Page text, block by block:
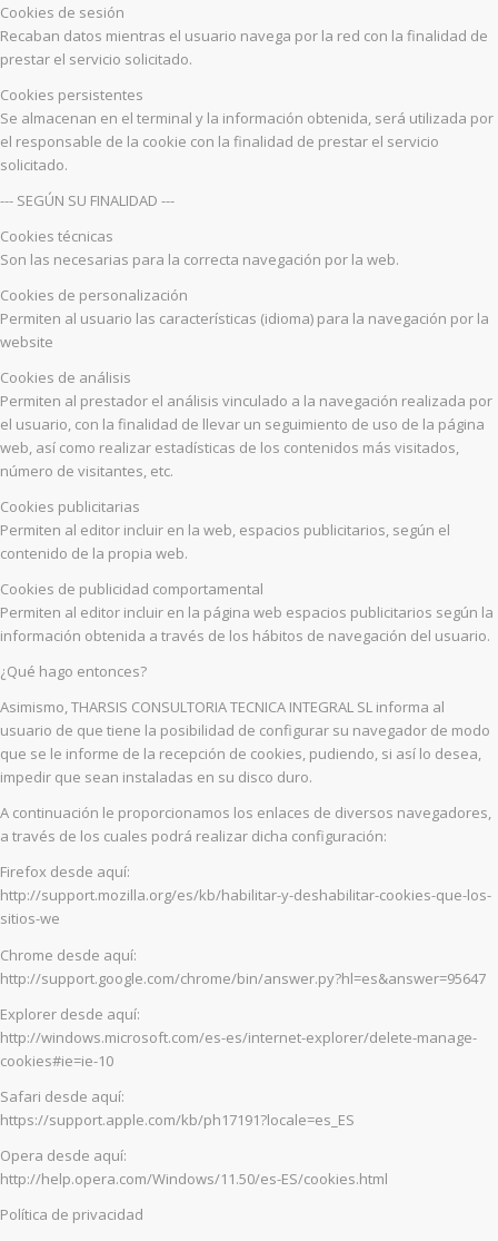
Cookies de sesión
Recaban datos mientras el usuario navega por la red con la finalidad de
prestar el servicio solicitado.
Cookies persistentes
Se almacenan en el terminal y la información obtenida, será utilizada por
el responsable de la cookie con la finalidad de prestar el servicio
solicitado.
--- SEGÚN SU FINALIDAD ---
Cookies técnicas
Son las necesarias para la correcta navegación por la web.
Cookies de personalización
Permiten al usuario las características (idioma) para la navegación por la
website
Cookies de análisis
Permiten al prestador el análisis vinculado a la navegación realizada por
el usuario, con la finalidad de llevar un seguimiento de uso de la página
web, así como realizar estadísticas de los contenidos más visitados,
número de visitantes, etc.
Cookies publicitarias
Permiten al editor incluir en la web, espacios publicitarios, según el
contenido de la propia web.
Cookies de publicidad comportamental
Permiten al editor incluir en la página web espacios publicitarios según la
información obtenida a través de los hábitos de navegación del usuario.
¿Qué hago entonces?
Asimismo, THARSIS CONSULTORIA TECNICA INTEGRAL SL informa al
usuario de que tiene la posibilidad de configurar su navegador de modo
que se le informe de la recepción de cookies, pudiendo, si así lo desea,
impedir que sean instaladas en su disco duro.
A continuación le proporcionamos los enlaces de diversos navegadores,
a través de los cuales podrá realizar dicha configuración:
Firefox desde aquí:
http://support.mozilla.org/es/kb/habilitar-y-deshabilitar-cookies-que-los-
sitios-we
Chrome desde aquí:
http://support.google.com/chrome/bin/answer.py?hl=es&answer=95647
Explorer desde aquí:
http://windows.microsoft.com/es-es/internet-explorer/delete-manage-
cookies#ie=ie-10
Safari desde aquí:
https://support.apple.com/kb/ph17191?locale=es_ES
Opera desde aquí:
http://help.opera.com/Windows/11.50/es-ES/cookies.html
Política de privacidad